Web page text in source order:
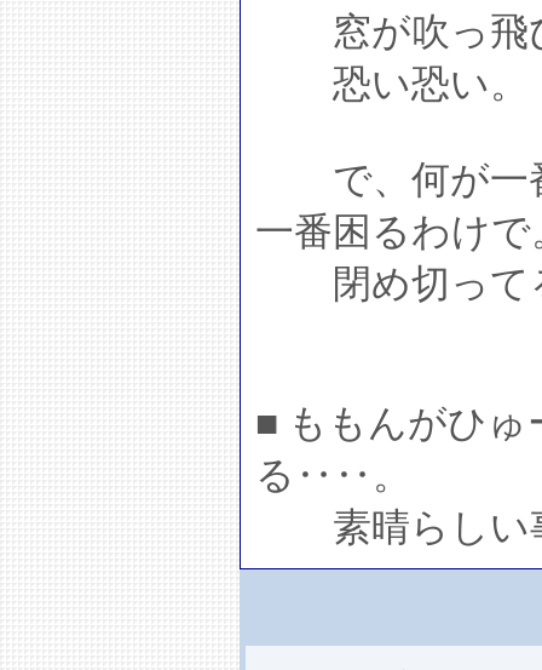
窓が吹っ飛
恐い恐い。
で、何が一
一番困るわけで
閉め切って
■ ももんがひゅ
る‥‥。
素晴らしい